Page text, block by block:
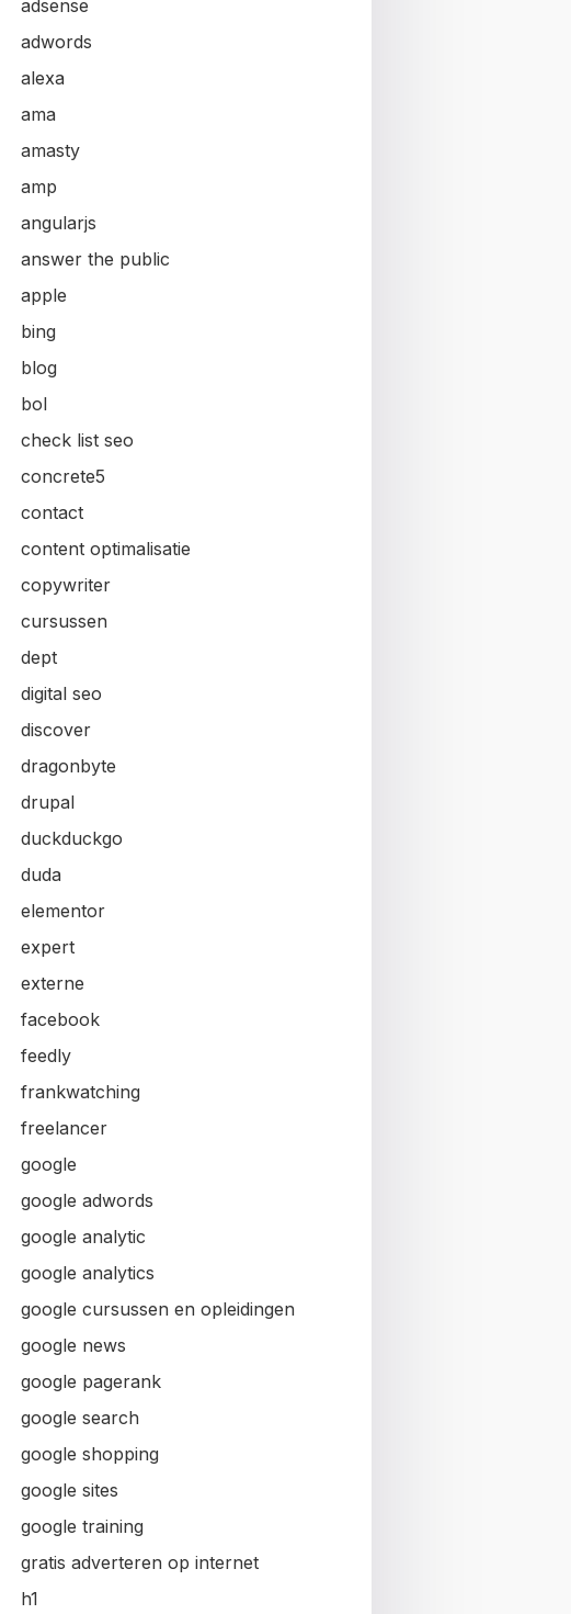
adsense
adwords
alexa
ama
amasty
amp
angularjs
answer the public
apple
bing
blog
bol
check list seo
concrete5
contact
content optimalisatie
copywriter
cursussen
dept
digital seo
discover
dragonbyte
drupal
duckduckgo
duda
elementor
expert
externe
facebook
feedly
frankwatching
freelancer
google
google adwords
google analytic
google analytics
google cursussen en opleidingen
google news
google pagerank
google search
google shopping
google sites
google training
gratis adverteren op internet
h1